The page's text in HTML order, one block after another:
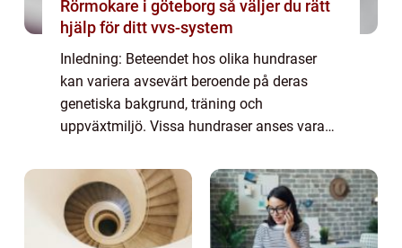
Rörmokare i göteborg så väljer du rätt
hjälp för ditt vvs-system
Inledning: Beteendet hos olika hundraser
kan variera avsevärt beroende på deras
genetiska bakgrund, träning och
uppväxtmiljö. Vissa hundraser anses vara
andra. I den här artikeln kommer vi att
utforska de f...